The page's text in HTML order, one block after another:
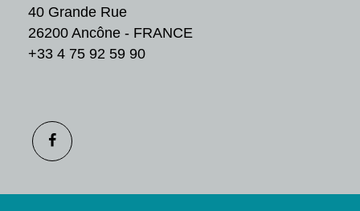
40 Grande Rue
26200 Ancône - FRANCE
+33 4 75 92 59 90